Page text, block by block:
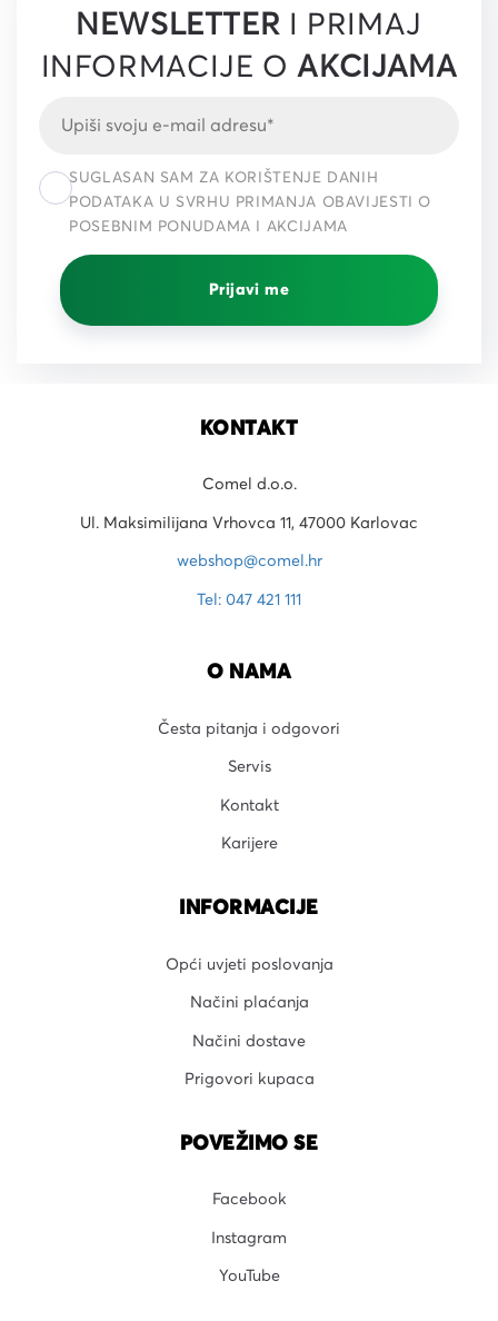
NEWSLETTER I PRIMAJ
INFORMACIJE OAKCIJAMA
SUGLASAN SAM ZA KORIŠTENJE DANIH
PODATAKA U SVRHU PRIMANJA OBAVIJESTI O
POSEBNIM PONUDAMA I AKCIJAMA
Prijavi me
KONTAKT
Comel d.o.o.
Ul. Maksimilijana Vrhovca 11, 47000 Karlovac
webshop@comel.hr
Tel: 047 421 111
O NAMA
Česta pitanja i odgovori
Servis
Kontakt
Karijere
INFORMACIJE
Opći uvjeti poslovanja
Načini plaćanja
Načini dostave
Prigovori kupaca
POVEŽIMO SE
Facebook
Instagram
YouTube